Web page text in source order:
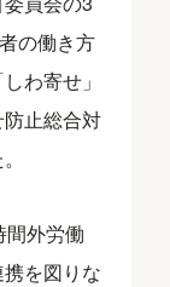
の働き方
わ寄せ」
止総合対
間外労働
を図りな